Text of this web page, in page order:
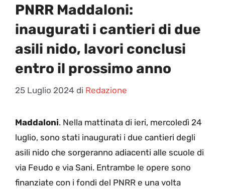
PNRR Maddaloni:
inaugurati i cantieri di due
asili nido, lavori conclusi
entro il prossimo anno
25 Luglio 2024 di Redazione
Maddaloni. Nella mattinata di ieri, mercoledì 24
luglio, sono stati inaugurati i due cantieri degli
asili nido che sorgeranno adiacenti alle scuole di
via Feudo e via Sani. Entrambe le opere sono
finanziate con i fondi del PNRR e una volta